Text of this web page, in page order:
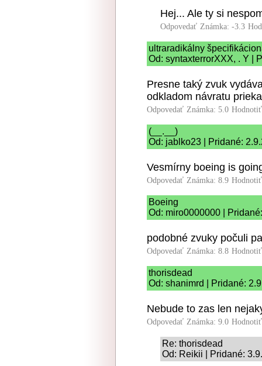
Hej... Ale ty si
Odpovedať Známka: -3.3
ultraradikálny
Od: syntaxterrorXXX, . Y |
Presne taký zvuk
odkladom návratu
Odpovedať Známka: 5.0
(__.__)
Od: jablko23 | Pridané:
Vesmírny boeing is
Odpovedať Známka: 8.9
Boeing
Od: miro0000000 |
podobné zvuky počuli
Odpovedať Známka: 8.8
thorisdead
Od: shanimrd | Pridané:
Nebude to zas len
Odpovedať Známka: 9.0
Re: thorisdead
Od: Reikii | Pridané: